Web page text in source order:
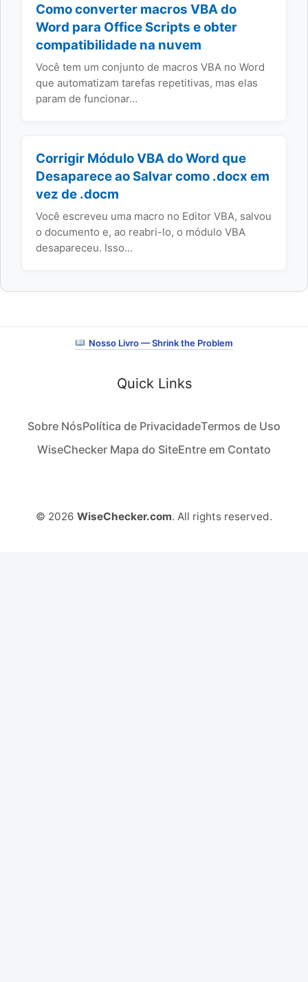
Como converter macros VBA do
Word para Office Scripts e obter
compatibilidade na nuvem
Você tem um conjunto de macros VBA no Word
que automatizam tarefas repetitivas, mas elas
param de funcionar…
Corrigir Módulo VBA do Word que
Desaparece ao Salvar como .docx em
vez de .docm
Você escreveu uma macro no Editor VBA, salvou
o documento e, ao reabri-lo, o módulo VBA
desapareceu. Isso…
Nosso Livro — Shrink the Problem
Quick Links
Sobre NósPolítica de PrivacidadeTermos de Uso
WiseChecker Mapa do SiteEntre em Contato
© 2026 WiseChecker.com. All rights reserved.